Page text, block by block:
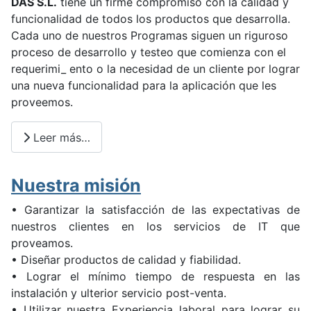
funcionalidad de todos los productos que desarrolla.
Cada uno de nuestros Programas siguen un riguroso
proceso de desarrollo y testeo que comienza con el
requerimi_ ento o la necesidad de un cliente por lograr
una nueva funcionalidad para la aplicación que les
proveemos.
Leer más…
Nuestra misión
• Garantizar la satisfacción de las expectativas de
nuestros clientes en los servicios de IT que
proveamos.
• Diseñar productos de calidad y fiabilidad.
• Lograr el mínimo tiempo de respuesta en las
instalación y ulterior servicio post-venta.